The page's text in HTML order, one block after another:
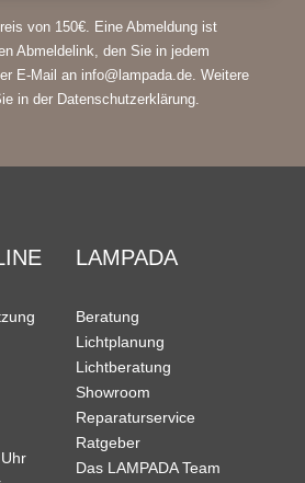
von 150€.
Eine Abmeldung ist
Abmeldelink, den Sie in jedem
E-Mail an info@lampada.de. Weitere
in der Datenschutzerklärung
LAMPADA
Beratung
Lichtplanung
Lichtberatung
Showroom
Reparaturservice
Ratgeber
Das LAMPADA Team